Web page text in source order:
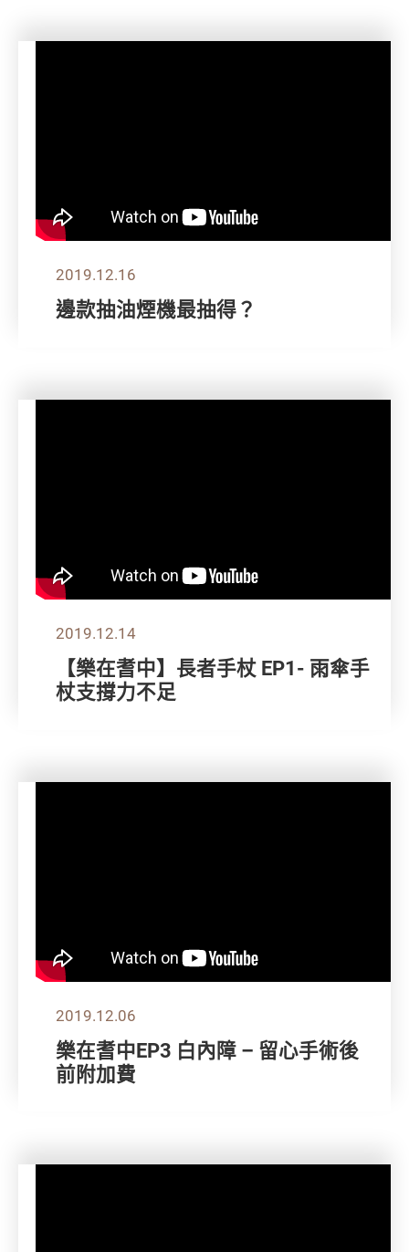
2019.12.16
邊款抽油煙機最抽得？
2019.12.14
【樂在耆中】長者手杖 EP1- 雨傘手
杖支撐力不足
2019.12.06
樂在耆中EP3 白內障 – 留心手術後
前附加費